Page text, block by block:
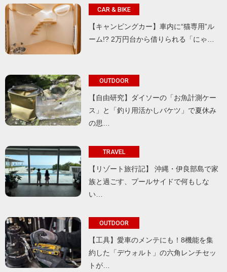
CAR & BIKE
【キャンピングカー】車内に“猫専用”ル
ーム!? 2万円台から借りられる「にゃ…
OUTDOOR
【自由研究】ダイソーの「お魚計測ケー
ス」と「釣り用活かしバケツ」で夏休み
の思…
TRAVEL
【リゾート旅行記】 沖縄・伊良部島で家
族と過ごす、プールサイドで何もしな
い…
OUTDOOR
【工具】愛車のメンテにも！8機能を集
約した「デウォルト」の六角レンチセッ
トが…